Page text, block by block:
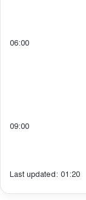
06:00
09:00
Last updated: 01:20